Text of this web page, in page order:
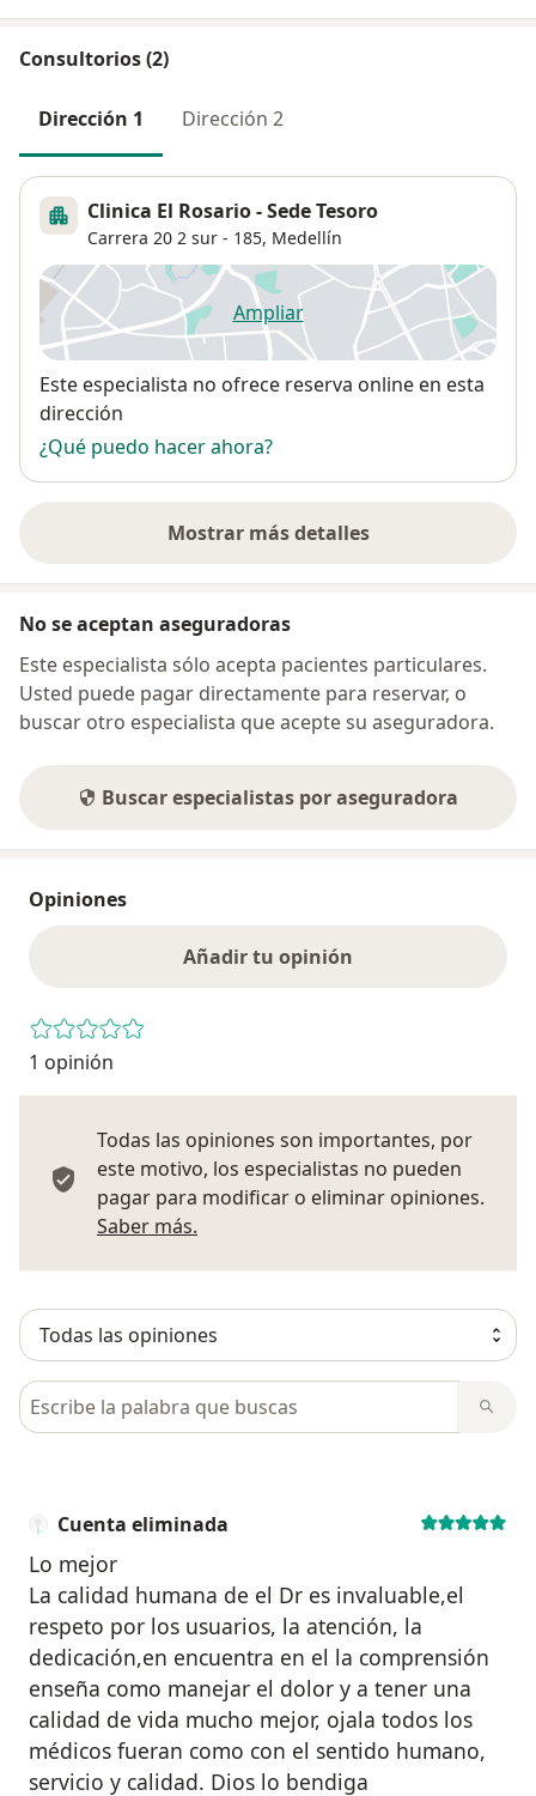
Consultorios (2)
Dirección 1 Dirección 2
Clinica El Rosario - Sede Tesoro
Carrera 20 2 sur - 185, Medellín
Ampliarse abre en una nueva
Disponibilidad
Este especialista no ofrece reserva online en esta
dirección
¿Qué puedo hacer ahora?
Mostrar más detalles
sobre la dirección
No se aceptan aseguradoras
Este especialista sólo acepta pacientes particulares.
Usted puede pagar directamente para reservar, o
buscar otro especialista que acepte su aseguradora.
Buscar especialistas por aseguradora
Opiniones
Añadir tu opinión
1 opinión
Todas las opiniones son importantes, por
este motivo, los especialistas no pueden
pagar para modificar o eliminar opiniones.
Saber más.
Busca en opiniones
Cuenta eliminada
Lo mejor
La calidad humana de el Dr es invaluable,el
respeto por los usuarios, la atención, la
dedicación,en encuentra en el la comprensión
enseña como manejar el dolor y a tener una
calidad de vida mucho mejor, ojala todos los
médicos fueran como con el sentido humano,
servicio y calidad. Dios lo bendiga